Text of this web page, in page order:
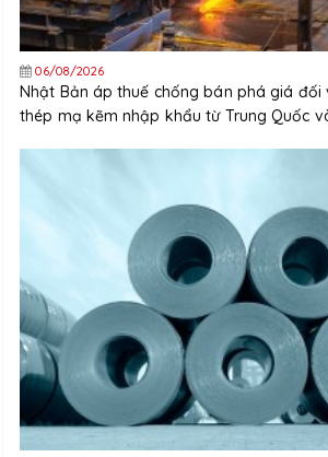
06/08/2026
Nhật Bản áp thuế chống bán phá giá đối
thép mạ kẽm nhập khẩu từ Trung Quốc